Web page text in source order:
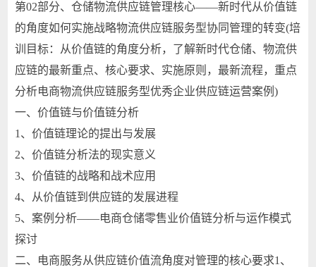
第02部分、仓储物流供应链管理核心——新时代从价值链
的角度如何实施战略物流供应链服务型协同管理的转变(培
训目标：从价值链的角度分析，了解新时代仓储、物流供
应链的最新重点、核心要求、实施原则，最新流程，重点
分析电商物流供应链服务型优秀企业供应链运营案例)
一、价值链与价值链分析
1、价值链理论的提出与发展
2、价值链分析法的现实意义
3、价值链的战略和战术应用
4、从价值链到供应链的发展进程
5、案例分析——电商仓储零售业价值链分析与运作模式
探讨
二、电商服务从供应链价值流角度对管理的核心要求1、